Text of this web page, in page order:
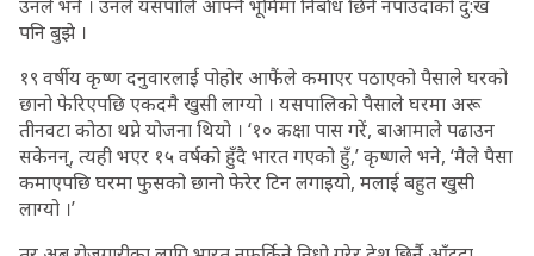
उनले भने । उनले यसपालि आफ्नै भूमिमा निर्बाध छिर्न नपाउँदाको दु:ख
पनि बुझे ।
१९ वर्षीय कृष्ण दनुवारलाई पोहोर आफैंले कमाएर पठाएको पैसाले घरको
छानो फेरिएपछि एकदमै खुसी लाग्यो । यसपालिको पैसाले घरमा अरू
तीनवटा कोठा थप्ने योजना थियो । ‘१० कक्षा पास गरें, बाआमाले पढाउन
सकेनन्, त्यही भएर १५ वर्षको हुँदै भारत गएको हुँ,’ कृष्णले भने, ‘मैले पैसा
कमाएपछि घरमा फुसको छानो फेरेर टिन लगाइयो, मलाई बहुत खुसी
लाग्यो ।’